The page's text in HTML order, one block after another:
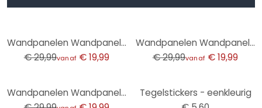
Wandpanelen Wandpanelen zelfklevend roze gestreept met rand
€ 29,99vanaf € 19,99
Wandpanelen Wandpanelen zelfklevend blauw gestreept met rand
€ 29,99vanaf € 19,99
Wandpanelen Wandpanelen zelfklevend Beige
Tegelstickers - eenkleurig